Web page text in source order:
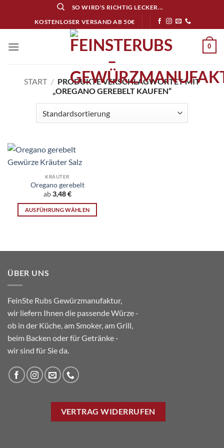
springen
SO WIRD'S RICHTIG LECKER...
KOSTENLOSER VERSAND AB 50€
0
START / PRODUKTE VERSCHLAGWORTET MIT
„OREGANO GEREBELT KAUFEN“
KRÄUTER
Oregano gerebelt
ab3,48€
AUSFÜHRUNG WÄHLEN
mehrere
können
auf
der
Produktseite
gewählt
ÜBER UNS
FeinSte Rubs Gewürzmanufaktur,
wir liefern Ihnen die passende Würze -
ob in der Küche, am Smoker, am Grill,
beim Backen oder für Getränke -
wir sind für Sie da.
VERTRAG WIDERRUFEN